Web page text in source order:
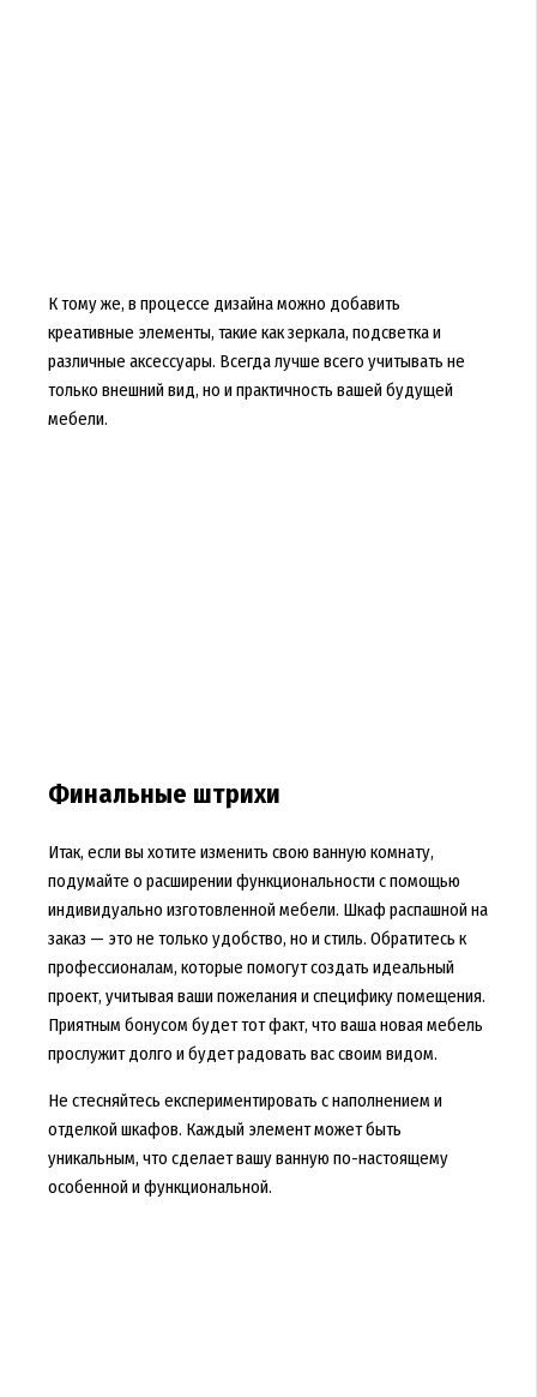
К тому же, в процессе дизайна можно добавить
креативные элементы, такие как зеркала, подсветка и
различные аксессуары. Всегда лучше всего учитывать не
только внешний вид, но и практичность вашей будущей
мебели.
Финальные штрихи
Итак, если вы хотите изменить свою ванную комнату,
подумайте о расширении функциональности с помощью
индивидуально изготовленной мебели. Шкаф распашной на
заказ — это не только удобство, но и стиль. Обратитесь к
профессионалам, которые помогут создать идеальный
проект, учитывая ваши пожелания и специфику помещения.
Приятным бонусом будет тот факт, что ваша новая мебель
прослужит долго и будет радовать вас своим видом.
Не стесняйтесь експериментировать с наполнением и
отделкой шкафов. Каждый элемент может быть
уникальным, что сделает вашу ванную по-настоящему
особенной и функциональной.